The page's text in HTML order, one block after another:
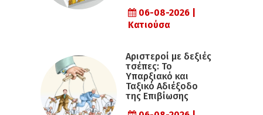
06-08-2026 |
Κατιούσα
Αριστεροί με δεξιές
τσέπες: Το
Υπαρξιακό και
Ταξικό Αδιέξοδο
της Επιβίωσης